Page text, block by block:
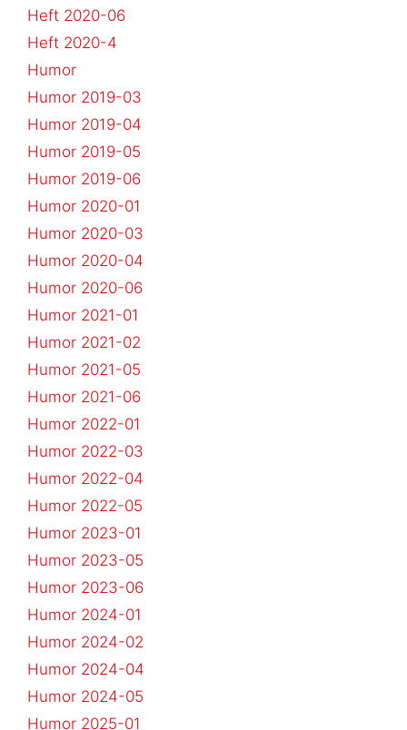
Heft 2020-06
Heft 2020-4
Humor
Humor 2019-03
Humor 2019-04
Humor 2019-05
Humor 2019-06
Humor 2020-01
Humor 2020-03
Humor 2020-04
Humor 2020-06
Humor 2021-01
Humor 2021-02
Humor 2021-05
Humor 2021-06
Humor 2022-01
Humor 2022-03
Humor 2022-04
Humor 2022-05
Humor 2023-01
Humor 2023-05
Humor 2023-06
Humor 2024-01
Humor 2024-02
Humor 2024-04
Humor 2024-05
Humor 2025-01